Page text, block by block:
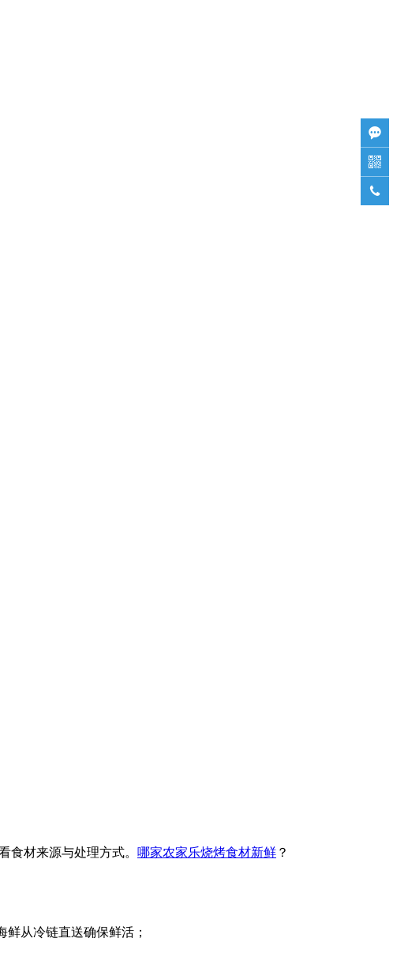
食材来源与处理方式。 哪家农家乐烧烤食材新鲜 ？
从冷链直送确保鲜活；


